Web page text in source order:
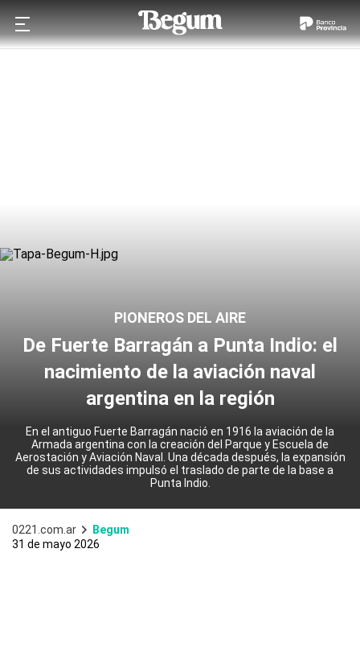
PIONEROS DEL AIRE
De Fuerte Barragán a Punta Indio: el
nacimiento de la aviación naval
argentina en la región
En el antiguo Fuerte Barragán nació en 1916 la aviación de la
Armada argentina con la creación del Parque y Escuela de
Aerostación y Aviación Naval. Una década después, la expansión
de sus actividades impulsó el traslado de parte de la base a
Punta Indio.
0221.com.ar
Begum
31 de mayo 2026